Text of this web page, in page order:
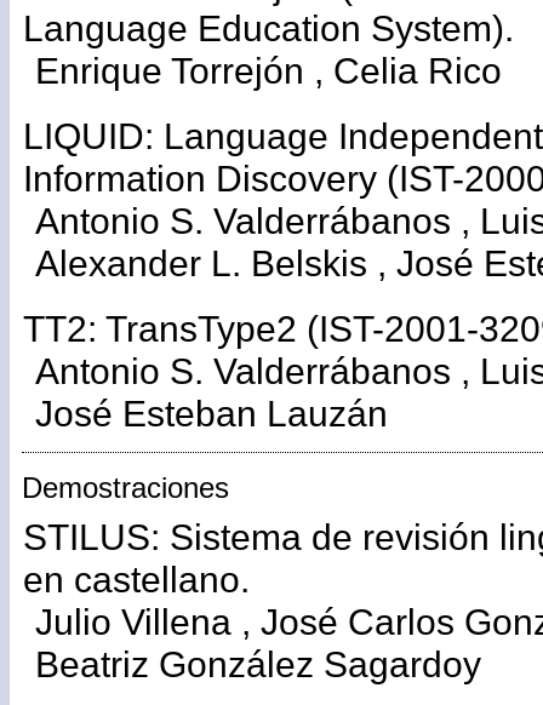
Language Education System).
Enrique Torrejón , Celia Rico
LIQUID: Language
Information Discovery (IST-
Antonio S. Valderrábanos ,
Alexander L. Belskis , José
TT2: TransType2 (IST-2001-
Antonio S. Valderrábanos ,
José Esteban Lauzán
Demostraciones
STILUS: Sistema de revisión
en castellano.
Julio Villena , José Carlos
Beatriz González Sagardoy